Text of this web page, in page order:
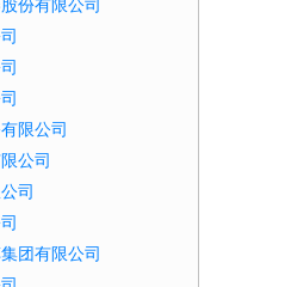
份有限公司
限公司
公司
司
团有限公司